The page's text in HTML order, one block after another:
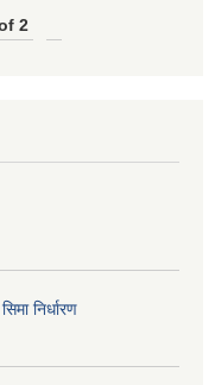
2
निर्धारण